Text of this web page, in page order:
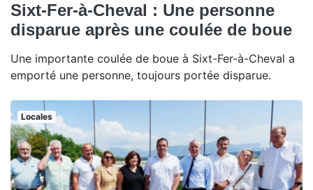
Sixt-Fer-à-Cheval : Une personne
disparue après une coulée de boue
Une importante coulée de boue à Sixt-Fer-à-Cheval a
emporté une personne, toujours portée disparue.
Locales